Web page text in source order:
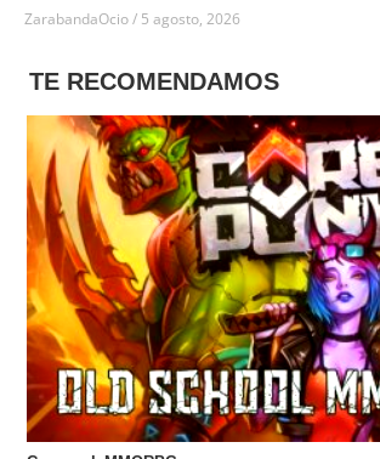
ZarabandaOcio 5 agosto, 2026
TE RECOMENDAMOS